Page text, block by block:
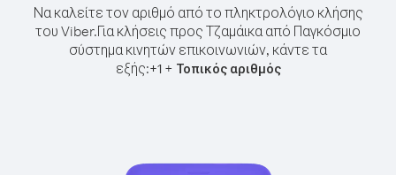
Να καλείτε τον αριθμό από το πληκτρολόγιο κλήσης
του Viber.Για κλήσεις προς Τζαμάικα από Παγκόσμιο
σύστημα κινητών επικοινωνιών, κάντε τα
εξής:+1+ Τοπικός αριθμός